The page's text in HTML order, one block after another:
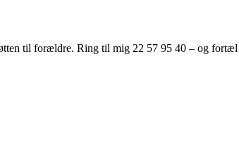
til forældre. Ring til mig 22 57 95 40 – og